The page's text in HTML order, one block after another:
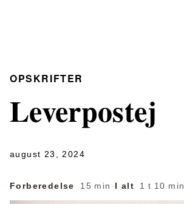
OPSKRIFTER
Leverpostej
august 23, 2024
Forberedelse 15 min · I alt 1 t 10 min